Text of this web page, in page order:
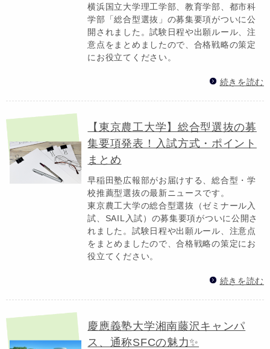
横浜国立大学理工学部、教育学部、都市科
学部「総合型選抜」の募集要項がついに公
開されました。試験日程や出願ルール、注
意点をまとめましたので、合格戦略の策定
にお役立てください。
続きを読む
【東京農工大学】総合型選抜の募
集要項発表！入試方式・ポイント
まとめ
早稲田塾広報部がお届けする、総合型・学
校推薦型選抜の最新ニュースです。
東京農工大学の総合型選抜（ゼミナール入
試、SAIL入試）の募集要項がついに公開さ
れました。試験日程や出願ルール、注意点
をまとめましたので、合格戦略の策定にお
役立てください。
続きを読む
慶應義塾大学湘南藤沢キャンパ
ス、通称SFCの魅力✨